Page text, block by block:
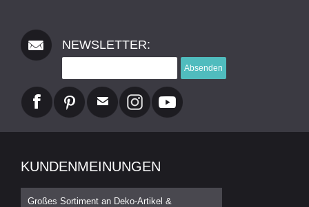
NEWSLETTER:
Absenden
KUNDENMEINUNGEN
Großes Sortiment an Deko-Artikel &